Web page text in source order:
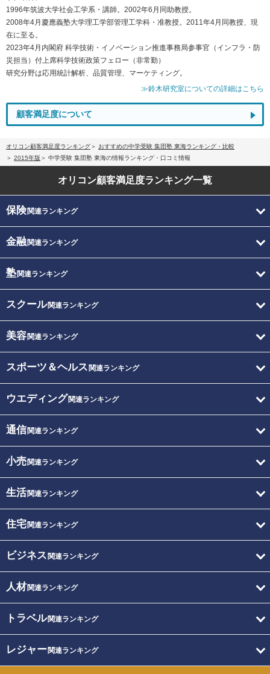
1996年筑波大学社会工学系・講師。2002年6月同助教授。
2008年4月慶應義塾大学理工学部管理工学科・准教授。2011年4月同教授、現
在に至る。
2023年4月内閣府 科学技術・イノベーション推進事務局参事官（インフラ・防
災担当）付上席科学技術政策フェロー（非常勤）
研究分野は応用統計解析、品質管理、マーケティング。
≫鈴木研究室についての詳細はこちら
顧客満足度について
オリコン顧客満足度ランキング
おすすめの中学受験 集団塾 東海ランキング・比較
2015年版
中学受験 集団塾 東海の情報ランキング・口コミ情報
オリコン顧客満足度ランキング一覧
保険関連ランキング
金融関連ランキング
塾関連ランキング
スクール関連ランキング
美容関連ランキング
スポーツ＆ヘルス 関連ランキング
ウエディング関連ランキング
通信関連ランキング
小売関連ランキング
生活関連ランキング
住宅関連ランキング
ビジネス 関連ランキング
人材関連ランキング
トラベル関連ランキング
レジャー関連ランキング